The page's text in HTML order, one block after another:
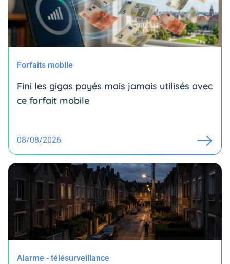
Forfaits mobile
Fini les gigas payés mais jamais utilisés avec
ce forfait mobile
08/08/2026
Alarme - télésurveillance